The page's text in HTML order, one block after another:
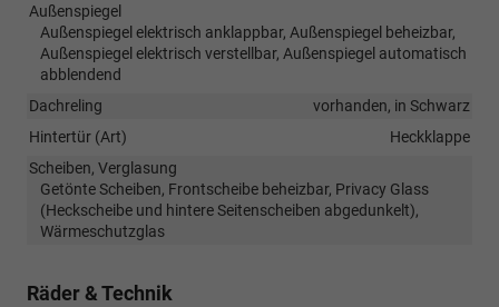
Außenspiegel
Außenspiegel elektrisch anklappbar, Außenspiegel beheizbar,
Außenspiegel elektrisch verstellbar, Außenspiegel automatisch
abblendend
Dachreling
vorhanden, in Schwarz
Hintertür (Art)
Heckklappe
Scheiben, Verglasung
Getönte Scheiben, Frontscheibe beheizbar, Privacy Glass
(Heckscheibe und hintere Seitenscheiben abgedunkelt),
Wärmeschutzglas
Räder & Technik